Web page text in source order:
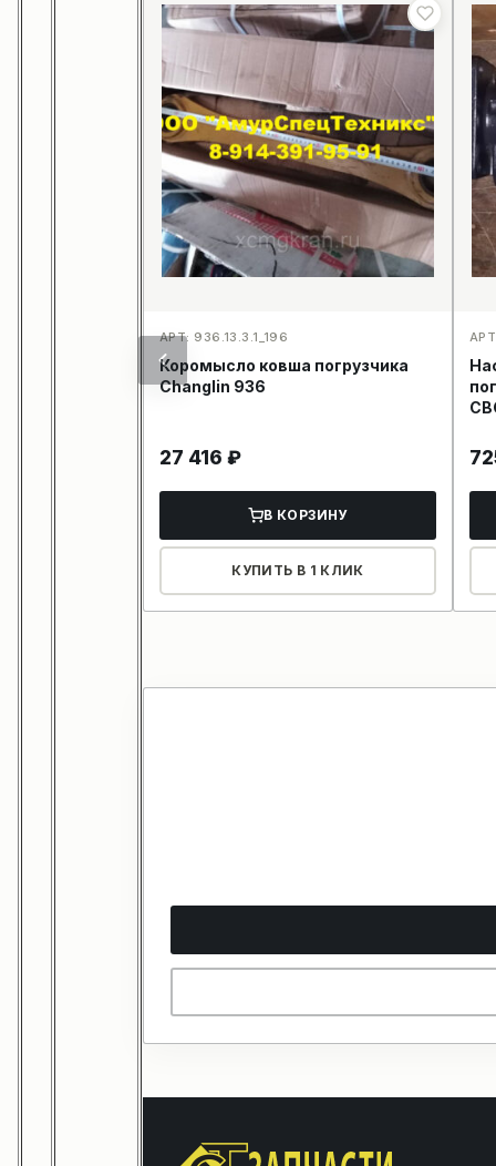
АРТ: 936.13.3.1_196
Коромысло ковша погрузчика
Changlin 936
27 416 ₽
В КОРЗИНУ
КУПИТЬ В 1 КЛИК